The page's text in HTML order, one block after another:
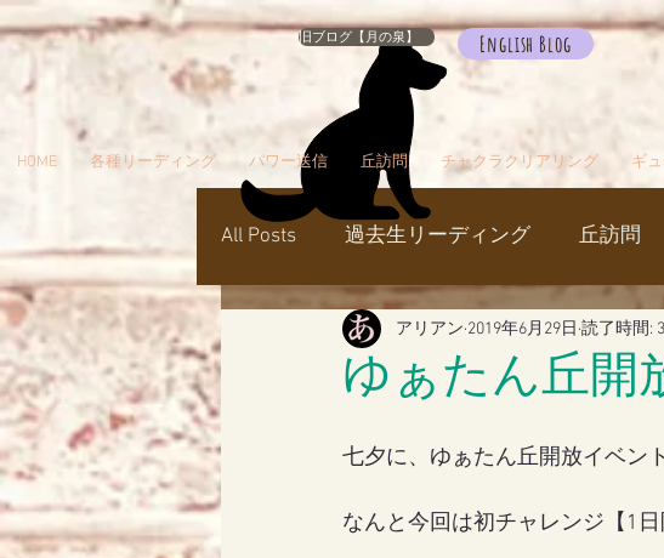
旧ブログ【月の泉】 English Blog
HOME 各種リーディング パワー送信 丘訪問 チャクラクリアリング ギ
All Posts 過去生リーディング 丘訪問
パワー送信 冥界 天国 カル
シャスタ ダンスミュア 覚醒／毒
ゆぁたん丘開
アリアン 2019年6月29日 読了時間:
七夕に、ゆぁたん丘開放イベン
なんと今回は初チャレンジ【1